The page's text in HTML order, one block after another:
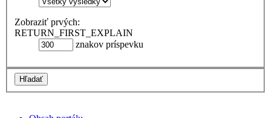
Zobraziť prvých:
RETURN_FIRST_EXPLAIN
znakov príspevku